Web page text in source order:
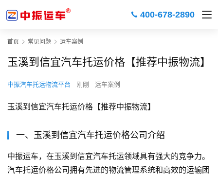
400-678-2890
首页 常见问题 运车案例
玉溪到信宜汽车托运价格【推荐中振物流】
中振汽车托运物流平台 刚刚 运车案例
玉溪到信宜汽车托运价格【推荐中振物流】
一、玉溪到信宜汽车托运价格公司介绍
中振运车，在玉溪到信宜汽车托运领域具有强大的竞争力。
汽车托运价格公司拥有先进的物流管理系统和高效的运输团